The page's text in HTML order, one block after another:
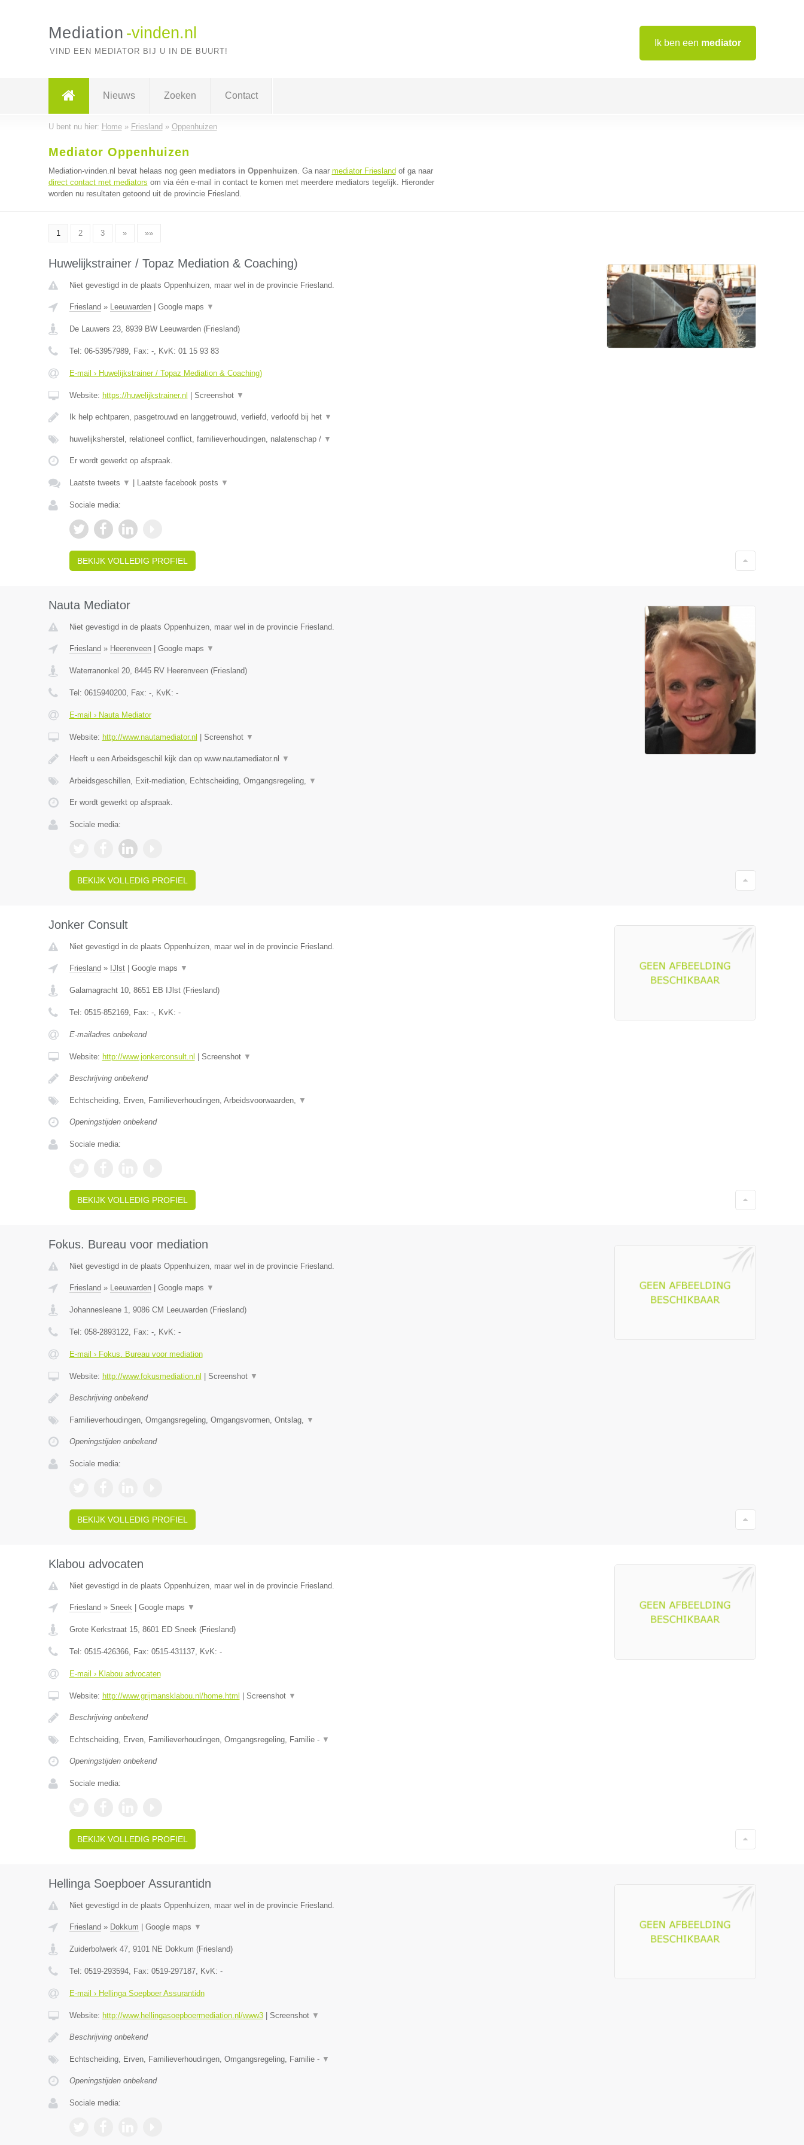
Ik ben een mediator
Mediation -vinden.nl
VIND EEN MEDIATOR BIJ U IN DE BUURT!
Nieuws Zoeken Contact
U bent nu hier: Home» Friesland » Oppenhuizen
Mediator Oppenhuizen
Mediation-vinden.nl bevat helaas nog geen mediators in Oppenhuizen. Ga naar mediator Friesland of ga naar
direct contact met mediators om via één e-mail in contact te komen met meerdere mediators tegelijk. Hieronder
worden nu resultaten getoond uit de provincie Friesland.
1 2 3 » »»
Huwelijkstrainer / Topaz Mediation & Coaching)
Niet gevestigd in de plaats Oppenhuizen, maar wel in de provincie Friesland.
Friesland » Leeuwarden| Google maps ▼
De Lauwers 23, 8939 BW Leeuwarden(Friesland)
Tel: 06-53957989, Fax: -, KvK: 01 15 93 83
E-mail › Huwelijkstrainer / Topaz Mediation & Coaching)
Website: https://huwelijkstrainer.nl Screenshot ▼
Ik help echtparen, pasgetrouwd en langgetrouwd, verliefd, verloofd bij het ▼
huwelijksherstel, relationeel conflict, familieverhoudingen, nalatenschap / ▼
Er wordt gewerkt op afspraak.
Laatste tweets ▼ Laatste facebook posts ▼
Sociale media:
BEKIJK VOLLEDIG PROFIEL
Nauta Mediator
Niet gevestigd in de plaats Oppenhuizen, maar wel in de provincie Friesland.
Friesland » Heerenveen| Google maps ▼
Waterranonkel 20, 8445 RV Heerenveen(Friesland)
Tel: 0615940200, Fax: -, KvK: -
E-mail › Nauta Mediator
Website: http://www.nautamediator.nl Screenshot ▼
Heeft u een Arbeidsgeschil kijk dan op www.nautamediator.nl ▼
Arbeidsgeschillen, Exit-mediation, Echtscheiding, Omgangsregeling, ▼
Er wordt gewerkt op afspraak.
Sociale media:
BEKIJK VOLLEDIG PROFIEL
Jonker Consult
Niet gevestigd in de plaats Oppenhuizen, maar wel in de provincie Friesland.
Friesland » IJlst| Google maps ▼
Galamagracht 10, 8651 EB IJlst(Friesland)
Tel: 0515-852169, Fax: -, KvK: -
E-mailadres onbekend
Website: http://www.jonkerconsult.nl Screenshot ▼
Beschrijving onbekend
Echtscheiding, Erven, Familieverhoudingen, Arbeidsvoorwaarden, ▼
Openingstijden onbekend
Sociale media:
BEKIJK VOLLEDIG PROFIEL
Fokus. Bureau voor mediation
Niet gevestigd in de plaats Oppenhuizen, maar wel in de provincie Friesland.
Friesland » Leeuwarden| Google maps ▼
Johannesleane 1, 9086 CM Leeuwarden(Friesland)
Tel: 058-2893122, Fax: -, KvK: -
E-mail › Fokus. Bureau voor mediation
Website: http://www.fokusmediation.nl Screenshot ▼
Beschrijving onbekend
Familieverhoudingen, Omgangsregeling, Omgangsvormen, Ontslag, ▼
Openingstijden onbekend
Sociale media:
BEKIJK VOLLEDIG PROFIEL
Klabou advocaten
Niet gevestigd in de plaats Oppenhuizen, maar wel in de provincie Friesland.
Friesland » Sneek| Google maps ▼
Grote Kerkstraat 15, 8601 ED Sneek(Friesland)
Tel: 0515-426366, Fax: 0515-431137, KvK: -
E-mail › Klabou advocaten
Website: http://www.grijmansklabou.nl/home.html Screenshot ▼
Beschrijving onbekend
Echtscheiding, Erven, Familieverhoudingen, Omgangsregeling, Familie - ▼
Openingstijden onbekend
Sociale media:
BEKIJK VOLLEDIG PROFIEL
Hellinga Soepboer Assurantidn
Niet gevestigd in de plaats Oppenhuizen, maar wel in de provincie Friesland.
Friesland » Dokkum Google maps ▼
Zuiderbolwerk 47, 9101 NE Dokkum (Friesland)
Tel: 0519-293594, Fax: 0519-297187, KvK: -
E-mail › Hellinga Soepboer Assurantidn
Website: http://www.hellingasoepboermediation.nl/www3| Screenshot ▼
Beschrijving onbekend
Echtscheiding, Erven, Familieverhoudingen, Omgangsregeling, Familie - ▼
Openingstijden onbekend
Sociale media: